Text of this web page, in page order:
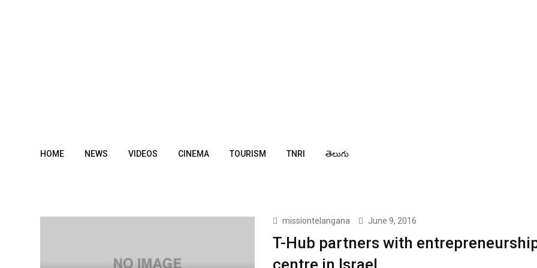
HOME NEWS VIDEOS CINEMA TOURISM TNRI తెలుగు
missiontelangana June 9, 2016
T-Hub partners with
centre in Israel